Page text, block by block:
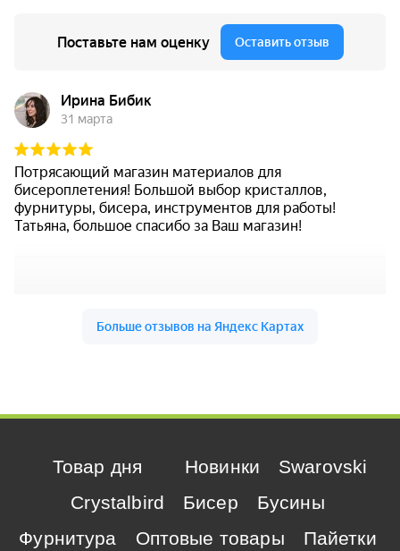
Товар дня Новинки
Swarovski
Crystalbird
Бисер
Бусины
Фурнитура
Оптовые товары
Пайетки